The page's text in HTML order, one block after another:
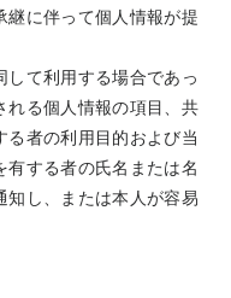
に伴って個人情報が提
て利用する場合であっ
れる個人情報の項目、共
者の利用目的および当
する者の氏名または名
し、または本人が容易